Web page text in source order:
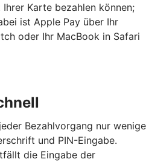
Karte bezahlen können;
ist Apple Pay über Ihr
oder Ihr MacBook in Safari
Bezahlvorgang nur wenige
und PIN-Eingabe.
die Eingabe der